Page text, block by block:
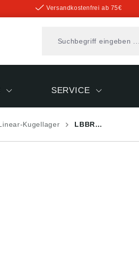
Versandkostenfrei ab 75€
SERVICE
Kugellager LBBR…